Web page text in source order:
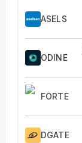
ASELS
ODINE
FORTE
DGATE